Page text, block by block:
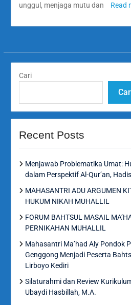
unggul, menjaga mutu dan
Read
Cari
Recent Posts
Menjawab Problematika Umat:
dalam Perspektif Al-Qur’an,
MAHASANTRI ADU ARGUMEN
HUKUM NIKAH MUHALLIL
FORUM BAHTSUL MASAIL
PERNIKAHAN MUHALLIL
Mahasantri Ma’had Aly Pondok
Genggong Menjadi Peserta
Lirboyo Kediri
Silaturahmi dan Review
Ubaydi Hasbillah, M.A.